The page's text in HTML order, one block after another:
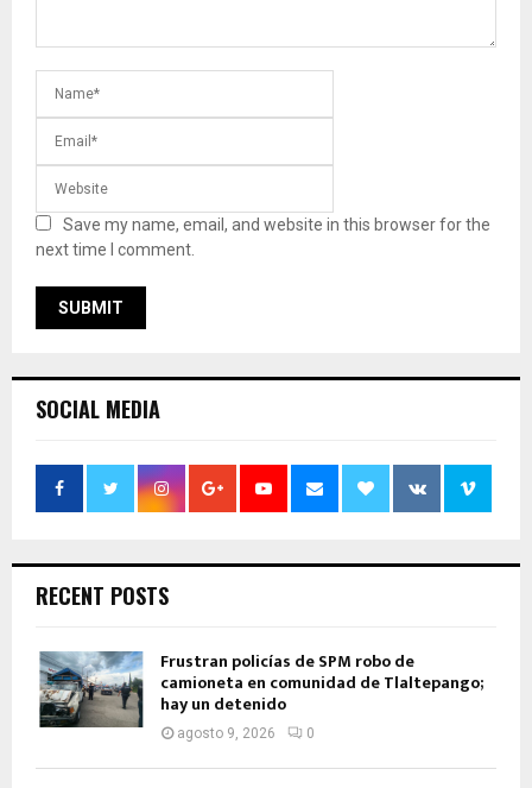
Save my name, email, and website in this browser for the
next time I comment.
SOCIAL MEDIA
RECENT POSTS
Frustran policías de SPM robo de
camioneta en comunidad de Tlaltepango;
hay un detenido
agosto 9, 2026 0